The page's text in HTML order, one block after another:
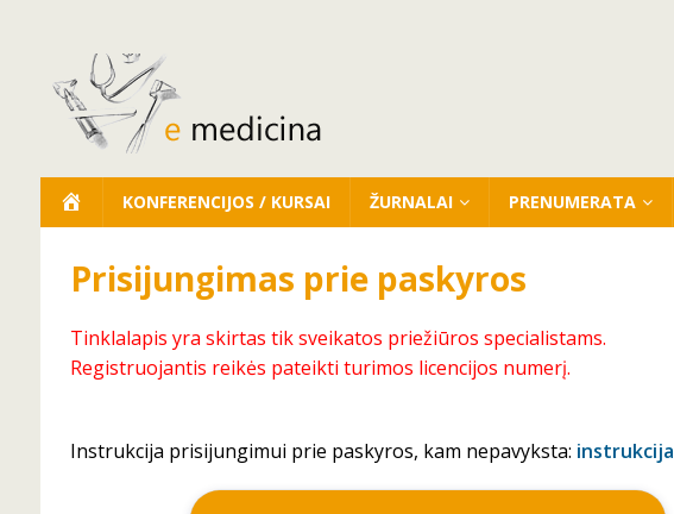
KONFERENCIJOS / KURSAI ŽURNALAI PRENUMERATA
Prisijungimas prie paskyros
Tinklalapis yra skirtas tik sveikatos priežiūros specialistams.
Registruojantis reikės pateikti turimos licencijos numerį.
Instrukcija prisijungimui prie paskyros, kam nepavyksta: instrukcija